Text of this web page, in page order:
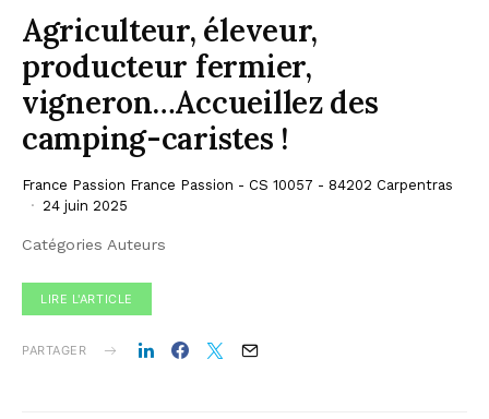
Agriculteur, éleveur,
producteur fermier,
vigneron…Accueillez des
camping-caristes !
France Passion France Passion - CS 10057 - 84202 Carpentras
24 juin 2025
Catégories Auteurs
LIRE L'ARTICLE
PARTAGER